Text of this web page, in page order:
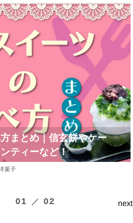
まとめ｜信玄餅やケー
ティーなど！
菓子
01 ／ 02 next